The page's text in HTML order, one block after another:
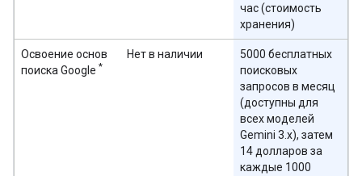
час (стоимость
хранения)
Освоение основ
поиска Google *
Нет в наличии
5000 бесплатных
поисковых
запросов в месяц
(доступны для
всех моделей
Gemini 3.x), затем
14 долларов за
каждые 1000